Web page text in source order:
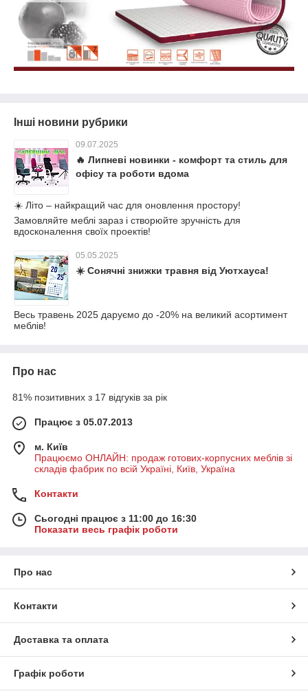
Інші новини рубрики
09.07.2025
🔥 Липневі новинки - комфорт та стиль для
офісу та роботи вдома
☀️ Літо – найкращий час для оновлення простору!
Замовляйте меблі зараз і створюйте зручність для
вдосконалення своїх проектів!
05.05.2025
☀️ Сонячні знижки травня від Уютхауса!
Весь травень 2025 даруємо до -20% на великий асортимент
меблів!
Про нас
81% позитивних з 17 відгуків за рік
Працює з 05.07.2013
м. Київ
Працюємо ОНЛАЙН: продаж готових-корпусних меблів зі
складів фабрик по всій Україні, Київ, Україна
Контакти
Сьогодні працює з 11:00 до 16:30
Показати весь графік роботи
Про нас
Контакти
Доставка та оплата
Графік роботи